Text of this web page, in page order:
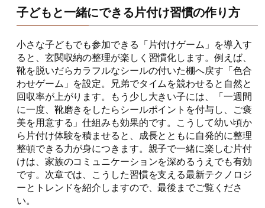
子どもと一緒にできる片付け習慣の作り方
小さな子どもでも参加できる「片付けゲーム」を導入す
ると、玄関収納の整理が楽しく習慣化します。例えば、
靴を脱いだらカラフルなシールの付いた棚へ戻す「色合
わせゲーム」を設定。兄弟でタイムを競わせると自然と
回収率が上がります。もう少し大きい子には、「一週間
に一度、靴磨きをしたらシールポイントを付与し、ご褒
美を用意する」仕組みも効果的です。こうして幼い頃か
ら片付け体験を積ませると、成長とともに自発的に整理
整頓できる力が身につきます。親子で一緒に楽しむ片付
けは、家族のコミュニケーションを深めるうえでも有効
です。次章では、こうした習慣を支える最新テクノロジ
ーとトレンドを紹介しますので、最後までご覧くださ
い。